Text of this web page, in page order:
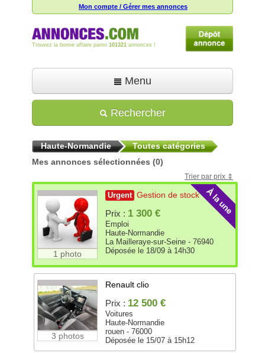
Mon compte / Gérer mes annonces
Trouvez la bonne affaire parmi 101321 annonces !
Menu
Déposer une annonce
Toutes les annonces
Aide
Rechercher
Haute-Normandie
Toutes catégories
Mes annonces sélectionnées (0)
Trier par prix
1 photo
Urgent Gestion de stock
Prix : 1 300 €
Emploi
Haute-Normandie
La Mailleraye-sur-Seine - 76940
Déposée le 18/09 à 14h30
3 photos
Renault clio
Prix : 12 500 €
Voitures
Haute-Normandie
rouen - 76000
Déposée le 15/07 à 15h12